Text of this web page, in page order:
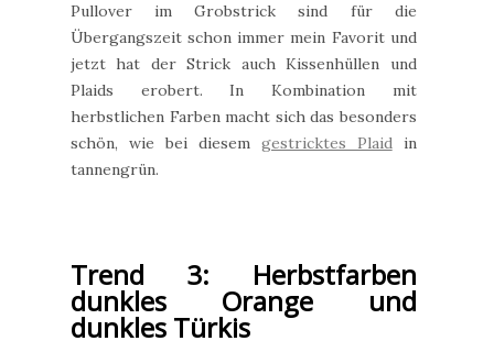
Pullover im Grobstrick sind für die
Übergangszeit schon immer mein Favorit und
jetzt hat der Strick auch Kissenhüllen und
Plaids erobert. In Kombination mit
herbstlichen Farben macht sich das besonders
schön, wie bei diesem gestricktes Plaidin
tannengrün.
Trend 3: Herbstfarben
dunkles Orange und
dunkles Türkis